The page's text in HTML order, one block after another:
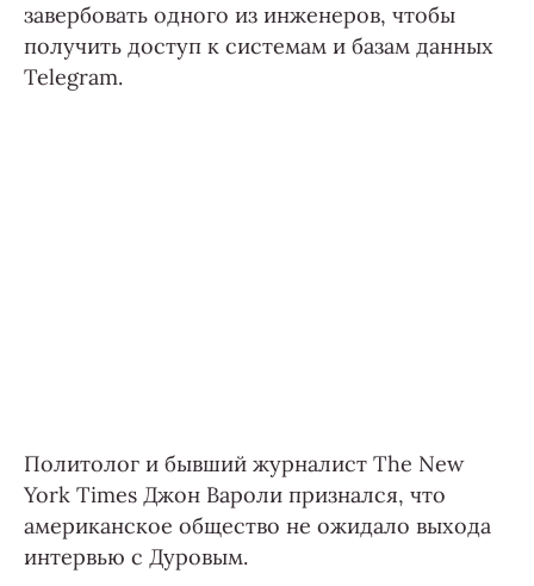
завербовать одного из инженеров, чтобы
получить доступ к системам и базам данных
Telegram.
Политолог и бывший журналист The New
York Times Джон Вароли признался, что
американское общество не ожидало выхода
интервью с Дуровым.